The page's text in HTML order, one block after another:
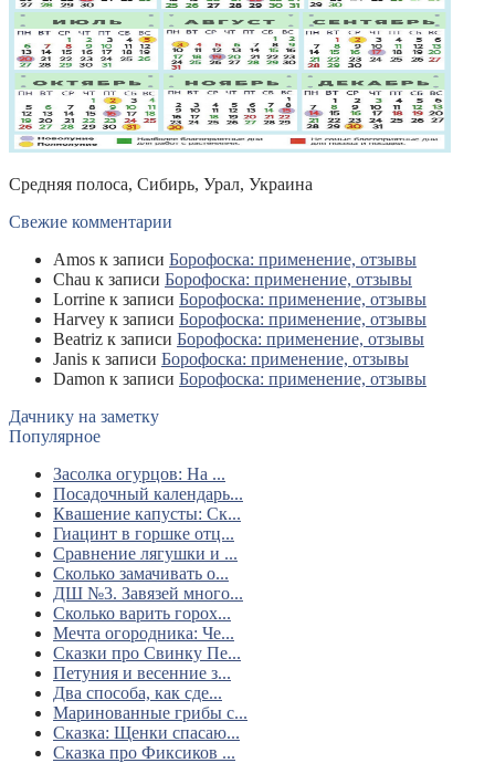
Средняя полоса, Сибирь, Урал, Украина
Свежие комментарии
Amos к записи Борофоска: применение, отзывы
Chau к записи Борофоска: применение, отзывы
Lorrine к записи Борофоска: применение, отзывы
Harvey к записи Борофоска: применение, отзывы
Beatriz к записи Борофоска: применение, отзывы
Janis к записи Борофоска: применение, отзывы
Damon к записи Борофоска: применение, отзывы
Дачнику на заметку
Популярное
Засолка огурцов: На ...
Посадочный календарь...
Квашение капусты: Ск...
Гиацинт в горшке отц...
Сравнение лягушки и ...
Сколько замачивать о...
ДШ №3. Завязей много...
Сколько варить горох...
Мечта огородника: Че...
Сказки про Свинку Пе...
Петуния и весенние з...
Два способа, как сде...
Маринованные грибы с...
Сказка: Щенки спасаю...
Сказка про Фиксиков ...